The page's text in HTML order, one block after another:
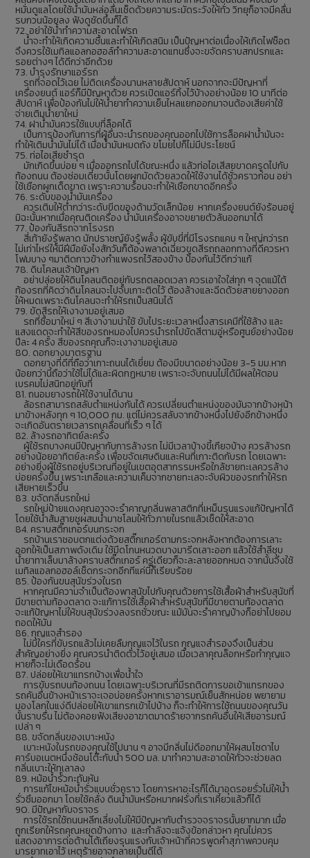
หมั่นดูแลโดยใช้น้ำมันหล่อลื่นเช็ดด้วยความระมัดระวังให้ทั่ว วิทยุก็อาจมีคลื่น
รบกวนน้อยลง ฟังดูชัดขึ้นก็ได้
72. อย่าใช้น้ำทำความสะอาดไฟรถ
น้ำจะทำให้เกิดความชื้นและทำให้เกิดสนิม เป็นปัญหาต่อเนื่องให้เกิดไฟช็อต
จึงควรใช้เมทิลแอลกอฮอล์ทำความสะอาดแทนซึ่งจะขจัดคราบสกปรกและ
รอยต่างๆ ได้ดีกว่าอีกด้วย
73. บำรุงรักษาแอร์รถ
รถที่จอดไว้เฉย ไม่ติดเครื่องนานหลายสัปดาห์ นอกจากจะมีปัญหาที่
เครื่องยนต์ แอร์ก็มีปัญหาด้วย ควรเปิดแอร์ทิ้งไว้บ้างอย่างน้อย 10 นาทีต่อ
สัปดาห์ เพื่อป้องกันไม่ให้น้ำยาทำความเย็นไหลแยกออกมาจนต้องเสียค่าใช้
จ่ายเติมน้ำยาใหม่
74. ฝาน้ำมันควรใช้แบบที่ล็อคได้
เป็นการป้องกันการที่ผู้อื่นจะนำรถของคุณออกไปใช้การล็อคฝาน้ำมันจะ
ทำให้เติมน้ำมันไม่ได้ เมื่อน้ำมันหมดถัง ขโมยไปก็ไม่มีประโยชน์
75. ท่อไอเสียชำรุด
มักเกิดขึ้นบ่อย ๆ เมื่อออกรถไปได้ขณะหนึ่ง แล้วท่อไอเสีสยขาดครูดไปกับ
ท้องถนน ต้องซ่อมเดี๋ยวนั้นโดยผูกมัดด้วยลวดให้ใช้งานได้ชั่วคราวก่อน อย่า
ใช้เชือกผูกเด็ดขาด เพราะความร้อนจะทำให้เชือกขาดอีกครั้ง
76. ระดับของน้ำมันเครื่อง
ควรเติมให้ต่ำกว่าระดับขีดของด้ามวัดเล็กน้อย หากเครื่องยนต์ยังร้อนอยู่
มิฉะนั้นหากเมื่อคุณติดเครื่อง น้ำมันเครื่องอาจขยายตัวล้นออกมาได้
77. ป้องกันสีรถจากโรงรถ
สี่เท้ายังรู้พลาด นักปราชญ์ยังรู้พลั้ง ผู้ขับขี่ที่มีโรงรถแคบ ๆ ใหญ่กว่ารถ
ไม่เท่าไหร่ให้มีฝีมือยังไงสักวันก็ต้องพลาดเฉี่ยวขูดสีรถถลอกทางที่ดีควรหา
โฟมบาง ๆมาติดกาวข้างกำแพงรถไว้สองข้าง ป้องกันไว้ดีกว่าแก้
78. ดินโคลนเจ้าปัญหา
อย่าปล่อยให้ดินโคลนติดอยู่กับรถตลอดเวลา ควรเอาใจใส่ทุก ๆ จุดแม้ใต้
ท้องรถที่คิดว่าดินโคลนจะไปจับเกาะติดไว้ ต้องล้างและฉีดด้วยสายยางออก
ให้หมดเพราะดินโคลนจะทำให้รถเป็นสนิมได้
79. ขัดสีรถให้เงางามอยู่เสมอ
รถที่ซื้อมาใหม่ ๆ สีเงางามน่าใช้ ขับไประยะเวลาหนึ่งสารเคมีที่ใช้ล้าง และ
แสงแดดจะทำให้สีของรถหมองไปควรนำรถไปขัดสีตามอู่หรือศูนย์อย่างน้อย
ปีละ 4 ครั้ง สีของรถคุณก็จะเงางามอยู่เสมอ
80. ดอกยางมาตรฐาน
ดอกยางที่ดีที่ถือว่าเกาะถนนได้เยี่ยม ต้องมีขนาดอย่างน้อย 3-5 มม.หาก
น้อยกว่านี้ถือว่าใช้ไม่ได้และผิดกฏหมาย เพราะจะจับถนนไม่ได้มีผลให้ตอน
เบรคมไม่สนิทอยู่กับที่
81. ถนอมยางรถให้ใช้งานได้นาน
ล้อรถสามารถสลับตำแหน่งกันได้ ควรเปลี่ยนตำแหน่งของมันจากข้างหน้า
มาข้างหลังทุก ๆ 10,000 กม. แต่ไม่ควรสลับจากข้างหนึ่งไปยังอีกข้างหนึ่ง
จะเกิดอันตรายเวลารถเคลื่อนที่เร็ว ๆ ได้
82. ล้างรถอาทิตย์ละครั้ง
ผู้ใช้รถบางคนมีปัญหากับการล้างรถ ไม่มีเวลาบ้างขี้เกียจบ้าง ควรล้างรถ
อย่างน้อยอาทิตย์ละครั้ง เพื่อขจัดเศษดินและหินที่เกาะติดกับรถ โดยเฉพาะ
อย่างยิ่งผู้ใช้รถอยู่บริเวณที่อยู่ในเขตอุตสากรรมหรือใกล้ชายทะเลควรล้าง
บ่อยครั้งขึ้น เพราะเกลือและความเค็มจากชายทะเลจะจับผิวของรถทำให้รถ
เสียหายเร็วขึ้น
83. ขจัดกลิ่นรถใหม่
รถใหม่ป้ายแดงคุณอาจจะรำคาญกลิ่นพลาสติกที่เหม็นรุนแรงแก้ปัญหาได้
โดยใช้น้ำส้มสายชูผสมน้ำมาชโลมให้ทั่วภายในรถแล้วเช็ดให้สะอาด
84. คราบสติ๊กเกอร์บนกระจก
รถบ้านเราชอบตกแต่งด้วยสติ๊กเกอร์ตามกระจกหลังหากต้องการเลาะ
ออกให้เป็นสภาพดังเดิม ใช้มีดโกนหนวดบางมารีดเลาะออก แล้วใช้สำลีชุบ
น้ำยาทาเล็บมาล้างคราบสติ๊กเกอร์ ครู่เดียวก็จะละลายออกหมด จากนั้นจึงใช้
เมทิลแอลกอฮอล์เช็ดกระจกอีกทีแค่นี้ก็เรียบร้อย
85. ป้องกันขนสุนัขร่วงในรถ
หากคุณมีความจำเป็นต้องพาสุนัขไปกับคุณด้วยการใช้เสื้อผ้าสำหรับสุนัขที่
มีขายตามท้องตลาด จะแก้การใช้เสื้อผ้าสำหรับสุนัขที่มีขายตามท้องตลาด
จะแก้ปัญหาไม่ให้ขนสุนัขร่วงลงรถชั่วขณะ แม้มันจะรำคาญบ้างก็อย่าไปยอม
ถอดให้มัน
86. กุญแจสำรอง
ไม่มีใครที่ขับรถแล้วไม่เคยลืมกุญแจไว้ในรถ กุญแจสำรองจึงเป็นส่วน
สำคัญอย่างยิ่ง คุณควรนำติดตัวไว้อยู่เสมอ เมื่อเวลาคุณล็อกหรือทำกุญแจ
หายก็จะไม่เดือดร้อน
87. ปล่อยให้เขาแทรกบ้างเพื่อน้ำใจ
การขับรถบนท้องถนน โดยเฉพาะบริเวณที่มีรถติดการขอเข้าแทรกของ
รถคันอื่นข้างหน้าเราจะเจอบ่อยครั้งหากเราอารมณ์เย็นสักหน่อย พยายาม
มองโลกในแง่ดีปล่อยให้เขาแทรกเข้าไปบ้าง ก็จะทำให้การใช้ถนนของคุณวัน
นั้นราบรื่น ไม่ต้องคอยฟังเสียงอาฆาตมาดร้ายจากรถคันอื่นให้เสียอารมณ์
เปล่า ๆ
88. ขจัดกลิ่นของเบาะหนัง
เบาะหนังในรถของคุณใช้ไปนาน ๆ อาจมีกลิ่นไม่ดีออกมาให้ผสมโซดาไบ
คาร์บอเนตหนึ่งช้อนโต๊ะกับน้ำ 500 มล. มาทำความสะอาดให้ทั่วจะช่วยลด
กลิ่นเบาะให้ทุเลาลง
89. หม้อน้ำรั่วกะทันหัน
การแก้ไขหม้อน้ำรั่วแบบชั่วคราว โดยการหาอะไรก็ได้มาอุดรอยรั่วไม่ให้น้ำ
รั่วซึมออกมา โดยใช้คลั่ง ดินน้ำมันหรือหมากฝรั่งที่เราเคี้ยวแล้วก็ได้
90. มีปัญหากับจราจร
การใช้รถใช้ถนนหลีกเลี่ยงไม่ให้มีปัญหากับตำรวจจราจรนั้นยากมาก เมื่อ
ถูกเรียกให้รถคุณหยุดข้างทาง และกำลังจะแจ้งข้อกล่าวหา คุณไม่ควร
แสดงอาการต่อต้านโต้เถียงรุนแรงกับเจ้าหน้าที่ควรพูดคำสุภาพควบคุม
มารยาทเอาไว้ เหตุร้ายอาจกลายเป็นดีได้